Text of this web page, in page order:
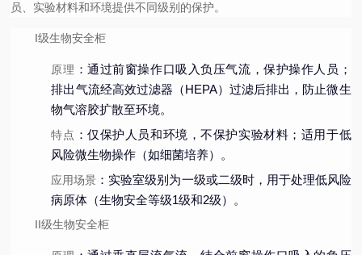
员、实验材料和环境提供不同级别的保护。
I级生物安全柜
原理 ：通过前窗操作口吸入负压气流，保护操作人员；
排出气流经高效过滤器（HEPA）过滤后排出，防止微生
物气溶胶扩散至环境。
特点 ：仅保护人员和环境，不保护实验材料；适用于低
风险微生物操作（如细菌培养）。
应用场景 ：实验室级别为一级或二级时，用于处理低风险
病原体（生物安全等级1级和2级）。
II级生物安全柜